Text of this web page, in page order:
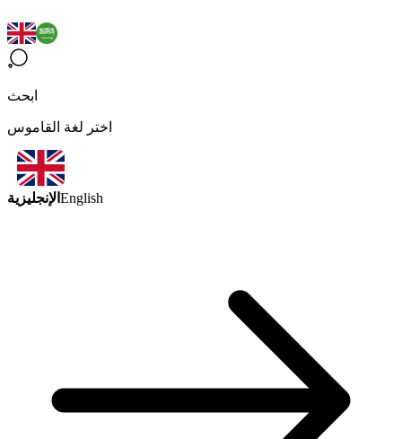
ابحث
اختر لغة القاموس
الإنجليزية English